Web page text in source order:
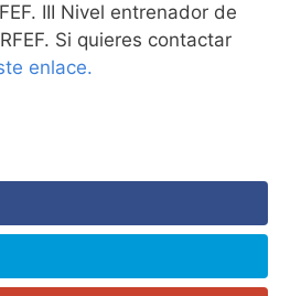
III Nivel entrenador de
Si quieres contactar
enlace.